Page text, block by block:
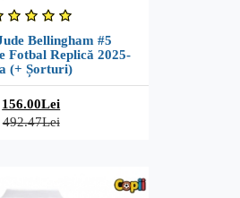
Bellingham #5
Fotbal Replică 2025-
(+ Șorturi)
156.00Lei
492.47Lei